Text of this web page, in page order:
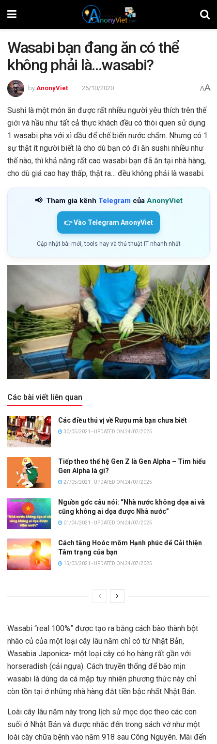
Wasabi bạn đang ăn có thể
không phải là…wasabi?
by AnonyViet 26/10/2020 AA
Sushi là một món ăn được rất nhiều người yêu thích trên thế
giới và hầu như tất cả thực khách đều có thói quen sử dụng
1 wasabi pha với xì dầu để chế biến nước chấm. Nhưng có 1
sự thật ít người biết là cho dù bạn có đi ăn sushi nhiều như
thế nào, thì khả năng rất cao wasabi bạn đã ăn tại nhà hàng,
cho dù giá cao hay thấp, thật ra… đều không phải là wasabi.
📢 Tham gia kênh Telegram của AnonyViet
👉 Vào Telegram AnonyViet
Cập nhật bài mới, tools hay và thủ thuật IT nhanh nhất
Các bài viết liên quan
Các điều thú vị về Rượu mà bạn chưa biết
30/05/2021 - UPDATED ON 24/07/2025
Tiếp theo thế hệ Gen Z là Gen Alpha – Tìm hiểu
Gen Alpha là gì?
27/05/2021 - UPDATED ON 24/07/2025
Nguồn gốc câu nói: “Nhà nước không dọa ai và
cũng không ai dọa được Nhà nước”
01/04/2021 - UPDATED ON 24/07/2025
Cách tăng Hoóc môm Hạnh phúc để Cải thiện
Tâm trạng của bạn
15/03/2021 - UPDATED ON 24/07/2025
Wasabi “real 100%” được tạo ra bằng cách bào thành bột
nhão củ của một loại cây lâu năm chỉ có từ Nhật Bản,
Wasabia Japonica- một loại cây có họ hàng rất gần với
horseradish (cải ngựa). Cách truyền thống để bào mịn
wasabi là dùng da cá mập tuy nhiên phương thức này chỉ
còn tồn tại ở những nhà hàng đắt tiền bậc nhất Nhật Bản.
Loài cây lâu năm này trong lịch sử mọc dọc theo các con
suối ở Nhật Bản và được nhắc đến trong sách vở như một
loài cây chữa bệnh vào năm 918 sau Công Nguyên. Mãi đến